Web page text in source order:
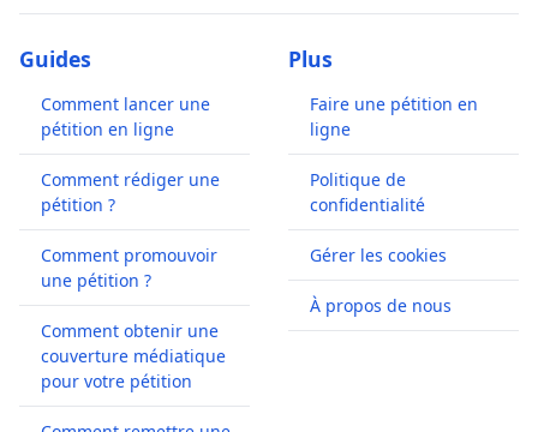
Guides
Comment lancer une
pétition en ligne
Comment rédiger une
pétition ?
Comment promouvoir
une pétition ?
Comment obtenir une
couverture médiatique
pour votre pétition
Plus
Faire une pétition en
ligne
Politique de
confidentialité
Gérer les cookies
À propos de nous